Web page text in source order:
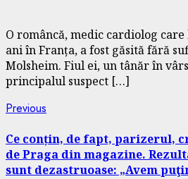
O româncă, medic cardiolog
ani în Franța, a fost găsită fără
Molsheim. Fiul ei, un tânăr în
principalul suspect […]
Continue
Reading
Previous
Ce conțin, de fapt, parizerul,
de Praga din magazine.
sunt dezastruoase: „Avem